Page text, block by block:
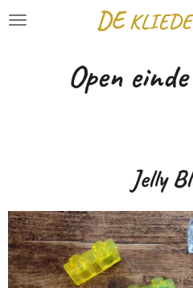
Ga
DE
Open
Jelly